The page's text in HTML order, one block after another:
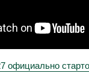
официально